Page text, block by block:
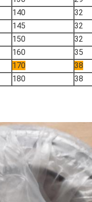
140 32
145 32
150 32
160 35
170 38
180 38